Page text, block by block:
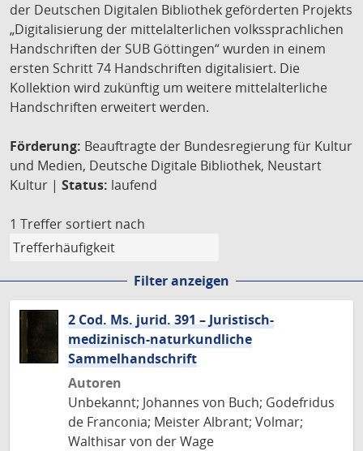
der Deutschen Digitalen Bibliothek geförderten Projekts
„Digitalisierung der mittelalterlichen volkssprachlichen
Handschriften der SUB Göttingen“ wurden in einem
ersten Schritt 74 Handschriften digitalisiert. Die
Kollektion wird zukünftig um weitere mittelalterliche
Handschriften erweitert werden.
Förderung: Beauftragte der Bundesregierung für Kultur
und Medien, Deutsche Digitale Bibliothek, Neustart
Kultur | Status: laufend
1 Treffer sortiert nach
Filter anzeigen
2 Cod. Ms. jurid. 391 – Juristisch-
medizinisch-naturkundliche
Sammelhandschrift
Autoren
Unbekannt; Johannes von Buch; Godefridus
de Franconia; Meister Albrant; Volmar;
Walthisar von der Wage